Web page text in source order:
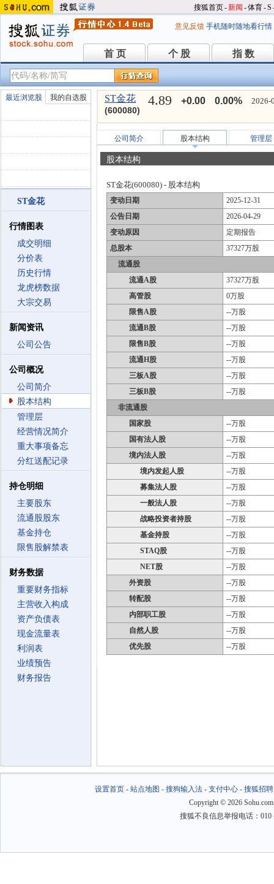
搜狐首页-新闻 -体育-S
意见反馈 手机随时随地看行情
首 页
首 页 个 股
个 股 指 数
指 数
最近浏览股 我的自选股
ST金花
行情图表
成交明细
分价表
历史行情
龙虎榜数据
大宗交易
新闻资讯
公司公告
公司概况
公司简介
股本结构
管理层
经营情况简介
重大事项备忘
分红送配记录
持仓明细
主要股东
流通股股东
基金持仓
限售股解禁表
财务数据
重要财务指标
主营收入构成
资产负债表
现金流量表
利润表
业绩预告
财务报告
ST金花
(600080)
4.89 +0.00 0.00% 2026-
公司简介 股本结构 管理层
股本结构
ST金花(600080) - 股本结构
变动日期
2025-12-31
公告日期
2026-04-29
变动原因
定期报告
总股本
37327万股
流通股
流通A股
37327万股
高管股
0万股
限售A股
--万股
流通B股
--万股
限售B股
--万股
流通H股
--万股
三板A股
--万股
三板B股
--万股
非流通股
国家股
--万股
国有法人股
--万股
境内法人股
--万股
境内发起人股
--万股
募集法人股
--万股
一般法人股
--万股
战略投资者持股
--万股
基金持股
--万股
STAQ股
--万股
NET股
--万股
外资股
--万股
转配股
--万股
内部职工股
--万股
自然人股
--万股
优先股
--万股
设置首页- 站点地图 - 搜狗输入法- 支付中心- 搜狐招聘
Copyright © 2026
搜狐不良信息举报电话：010